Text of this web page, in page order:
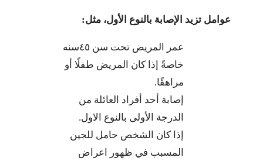
عوامل تزيد الإصابة بالنوع الأول، مثل:
عمر المريض تحت سن ٤٥سنه
خاصةً إذا كان المريض طفلًا أو
مراهقًا.
إصابة أحد أفراد العائلة من
الدرجة الأولى بالنوع الاول.
إذا كان الشخص حامل للجين
المسبب في ظهور اعراض